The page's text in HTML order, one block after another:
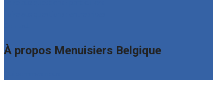
À propos Menuisiers Belgique